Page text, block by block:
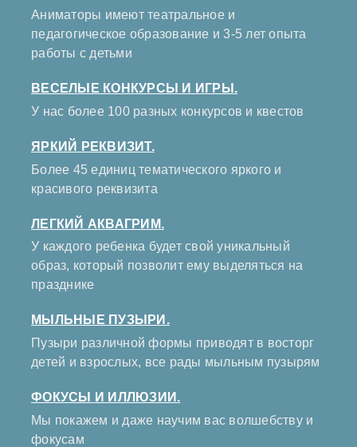
Аниматоры имеют театральное и
педагогическое образование и 3-5 лет опыта
работы с детьми
ВЕСЕЛЫЕ КОНКУРСЫ И ИГРЫ.
У нас более 100 разных конкурсов и квестов
ЯРКИЙ РЕКВИЗИТ.
Более 45 единиц тематического яркого и
красивого реквизита
ЛЕГКИЙ АКВАГРИМ.
У каждого ребенка будет свой уникальный
образ, который позволит ему выделяться на
празднике
МЫЛЬНЫЕ ПУЗЫРИ.
Пузыри различной формы приводят в восторг
детей и взрослых, все рады мыльным пузырям
ФОКУСЫ И ИЛЛЮЗИИ.
Мы покажем и даже научим вас волшебству и
фокусам